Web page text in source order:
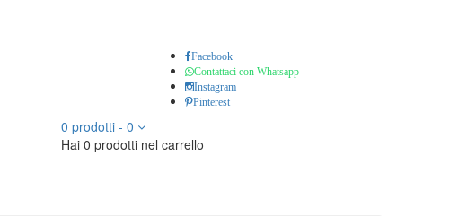
Facebook
Contattaci con Whatsapp
Instagram
Pinterest
0 prodotti - 0
Hai 0 prodotti nel carrello